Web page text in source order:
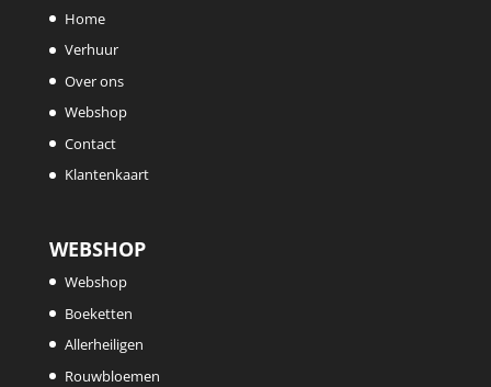
Home
Verhuur
Over ons
Webshop
Contact
Klantenkaart
WEBSHOP
Webshop
Boeketten
Allerheiligen
Rouwbloemen